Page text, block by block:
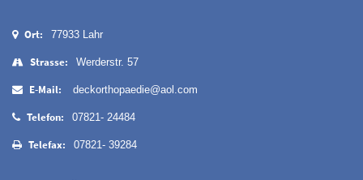
Ort: 77933 Lahr
Strasse: Werderstr. 57
E-Mail: deckorthopaedie@aol.com
Telefon: 07821- 24484
Telefax: 07821- 39284